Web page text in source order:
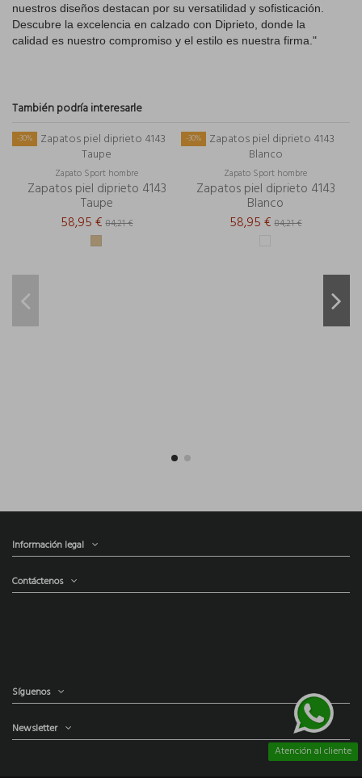
nuestros diseños destacan por su versatilidad y sofisticación.
Descubre la excelencia en calzado con Diprieto, donde la
calidad es nuestro compromiso y el estilo es nuestra firma."
También podría interesarle
-30%
Zapato Sport hombre
Zapatos piel diprieto 4143
Taupe
58,95 €84,21 €
-30%
Zapato Sport hombre
Zapatos piel diprieto 4143
Blanco
58,95 €84,21 €
Información legal
Contáctenos
Atención al cliente
Síguenos
Newsletter